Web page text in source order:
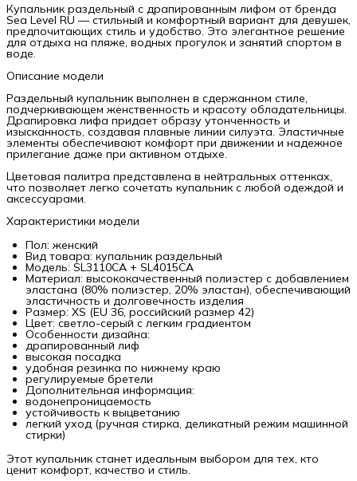
Купальник раздельный с драпированным лифом от бренда
Sea Level RU — стильный и комфортный вариант для девушек,
предпочитающих стиль и удобство. Это элегантное решение
для отдыха на пляже, водных прогулок и занятий спортом в
воде.
Описание модели
Раздельный купальник выполнен в сдержанном стиле,
подчеркивающем женственность и красоту обладательницы.
Драпировка лифа придает образу утонченность и
изысканность, создавая плавные линии силуэта. Эластичные
элементы обеспечивают комфорт при движении и надежное
прилегание даже при активном отдыхе.
Цветовая палитра представлена в нейтральных оттенках,
что позволяет легко сочетать купальник с любой одеждой и
аксессуарами.
Характеристики модели
Пол: женский
Вид товара: купальник раздельный
Модель: SL3110CA + SL4015CA
Материал: высококачественный полиэстер с добавлением
эластана (80% полиэстер, 20% эластан), обеспечивающий
эластичность и долговечность изделия
Размер: XS (EU 36, российский размер 42)
Цвет: светло-серый с легким градиентом
Особенности дизайна:
драпированный лиф
высокая посадка
удобная резинка по нижнему краю
регулируемые бретели
Дополнительная информация:
водонепроницаемость
устойчивость к выцветанию
легкий уход (ручная стирка, деликатный режим машинной
стирки)
Этот купальник станет идеальным выбором для тех, кто
ценит комфорт, качество и стиль.